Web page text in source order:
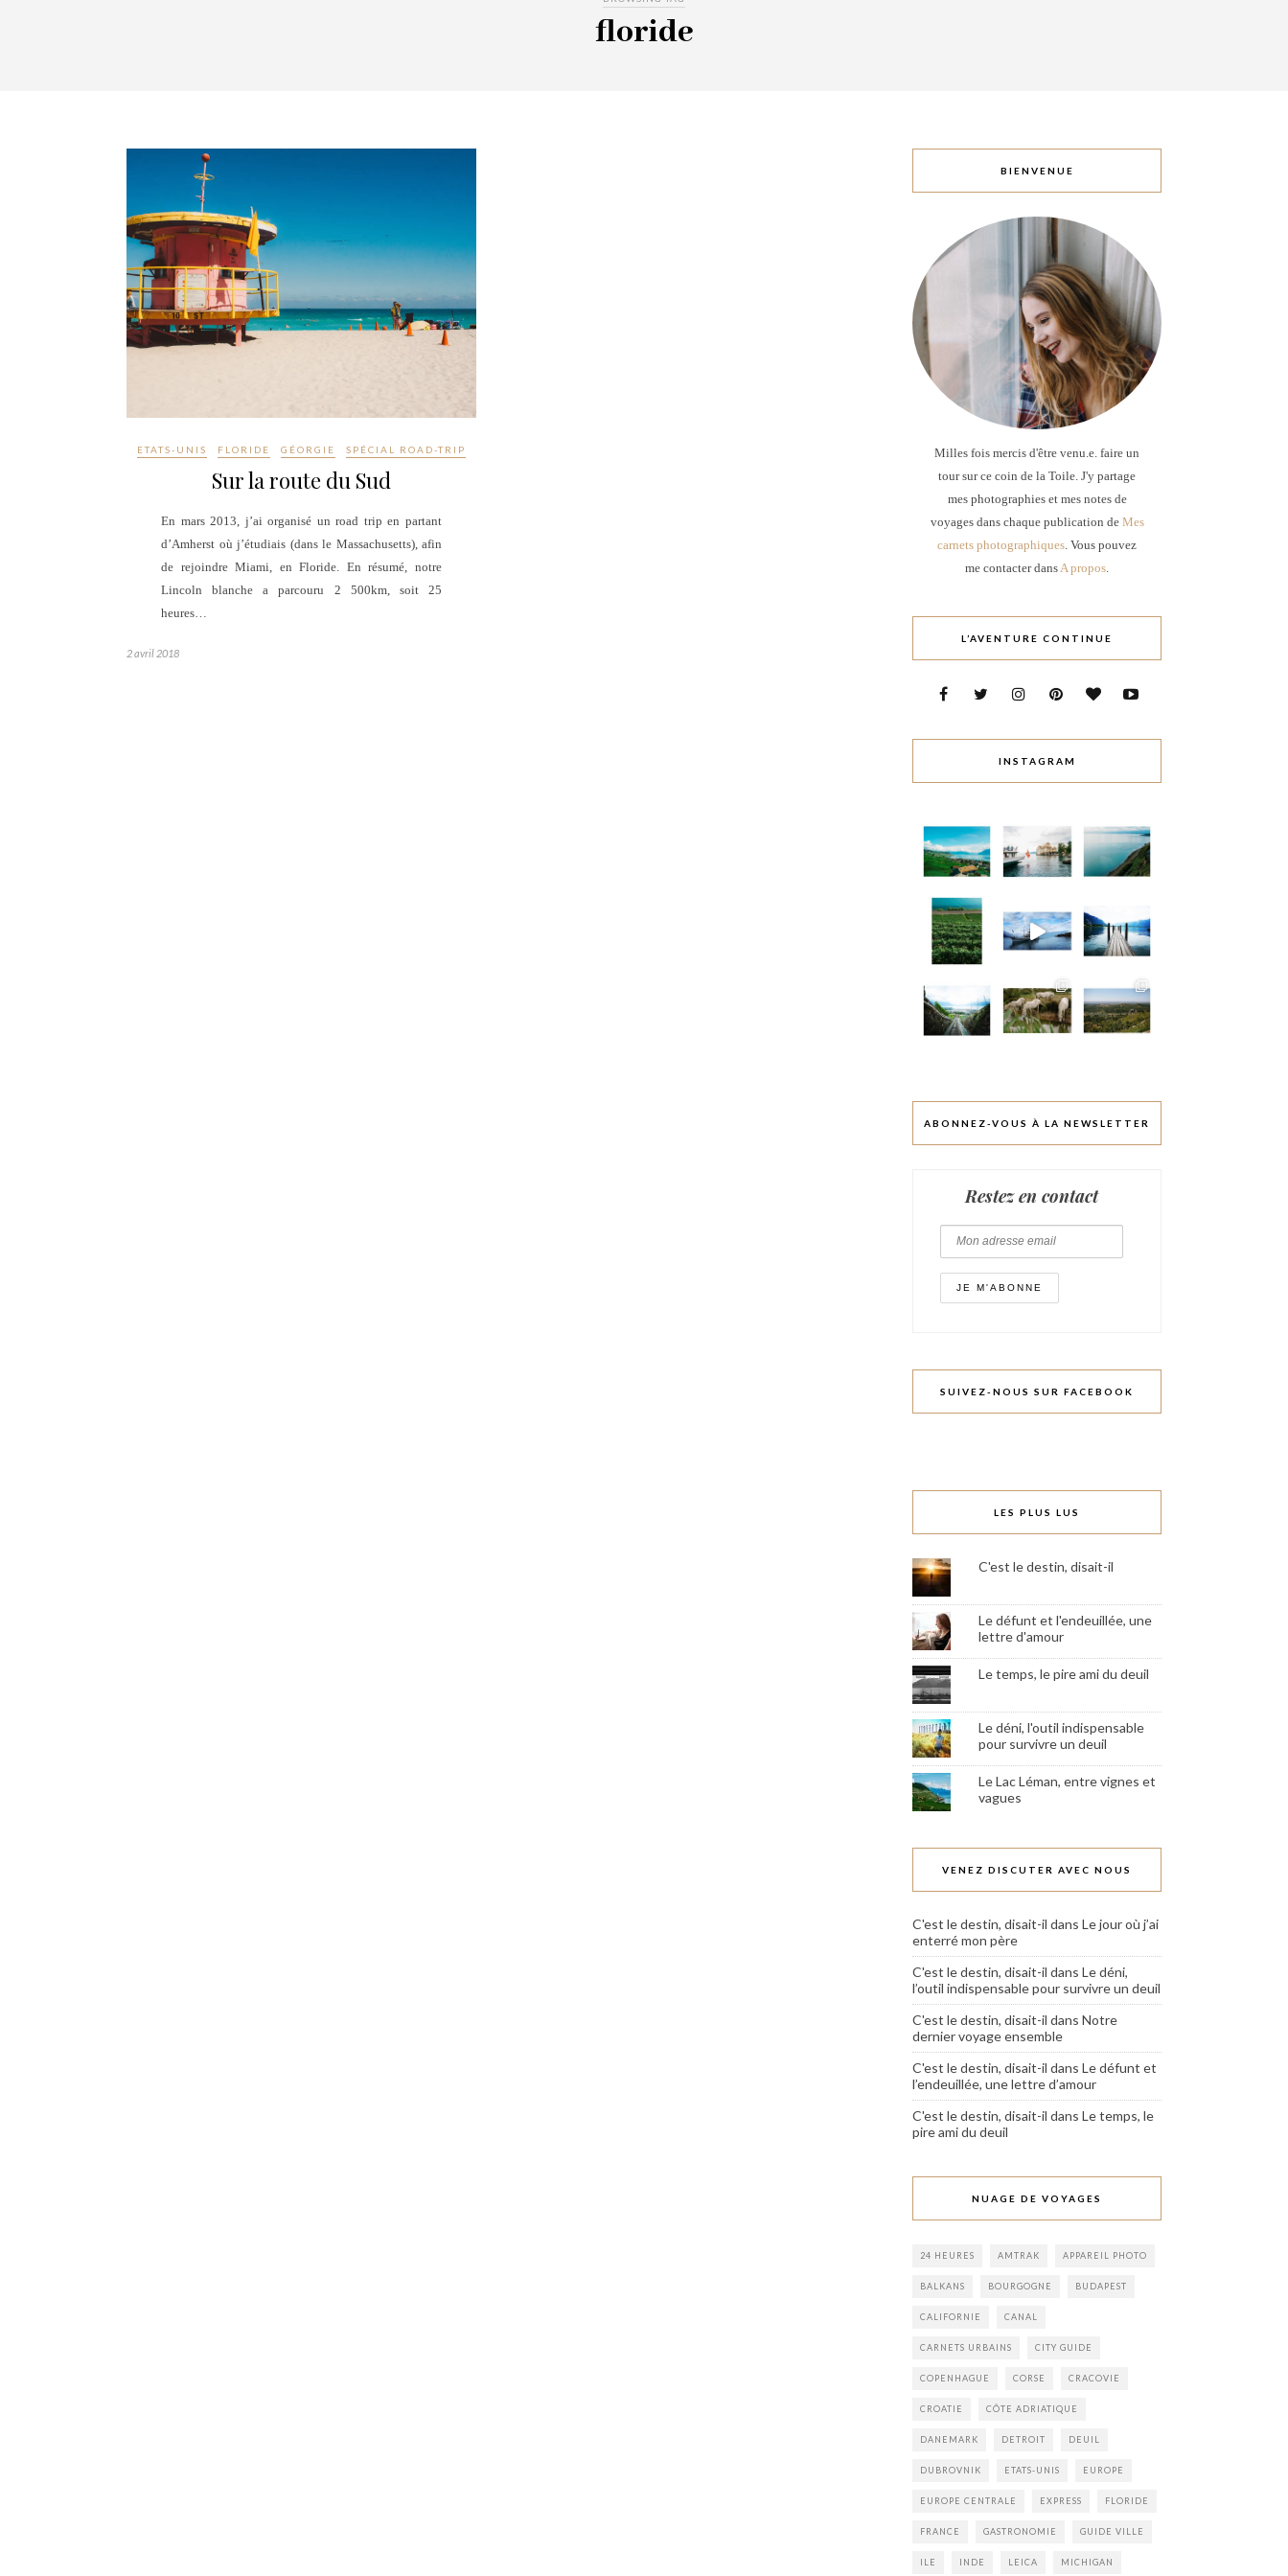
floride
ETATS-UNIS FLORIDE GÉORGIE SPÉCIAL ROAD-TRIP
Sur la route du Sud
En mars 2013, j’ai organisé un road trip en partant
d’Amherst où j’étudiais (dans le Massachusetts), afin
de rejoindre Miami, en Floride. En résumé, notre
Lincoln blanche a parcouru 2 500km, soit 25
heures…
2 avril 2018
BIENVENUE
Milles fois mercis d'être venu.e. faire un
tour sur ce coin de la Toile. J'y partage
mes photographies et mes notes de
voyages dans chaque publication de Mes
carnets photographiques. Vous pouvez
me contacter dansA propos.
L’AVENTURE CONTINUE
INSTAGRAM
ABONNEZ-VOUS À LA NEWSLETTER
Restez en contact
SUIVEZ-NOUS SUR FACEBOOK
LES PLUS LUS
C'est le destin, disait-il
Le défunt et l'endeuillée, une
lettre d'amour
Le temps, le pire ami du deuil
Le déni, l'outil indispensable
pour survivre un deuil
Le Lac Léman, entre vignes et
vagues
VENEZ DISCUTER AVEC NOUS
C'est le destin, disait-il dans Le jour où j’ai
enterré mon père
C'est le destin, disait-il dans Le déni,
l’outil indispensable pour survivre un deuil
C'est le destin, disait-il dans Notre
dernier voyage ensemble
C'est le destin, disait-il dans Le défunt et
l’endeuillée, une lettre d’amour
C'est le destin, disait-il dans Le temps, le
pire ami du deuil
NUAGE DE VOYAGES
24 HEURES AMTRAK APPAREIL PHOTO
BALKANS BOURGOGNE BUDAPEST
CALIFORNIE CANAL
CARNETS URBAINS CITY GUIDE
COPENHAGUE CORSE CRACOVIE
CROATIE CÔTE ADRIATIQUE
DANEMARK DETROIT DEUIL
DUBROVNIK ETATS-UNIS EUROPE
EUROPE CENTRALE EXPRESS FLORIDE
FRANCE GASTRONOMIE GUIDE VILLE
ILE INDE LEICA MICHIGAN